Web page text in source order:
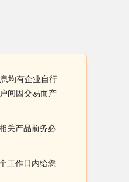
均有企业自行
间因交易而产
关产品前务必
工作日内给您